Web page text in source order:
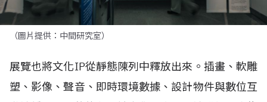
（圖片提供：中間研究室）
展覽也將文化IP從靜態陳列中釋放出來。插畫、軟雕
塑、影像、聲音、即時環境數據、設計物件與數位互